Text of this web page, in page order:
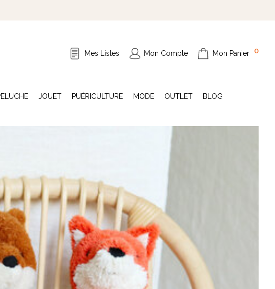
Mes Listes Mon Compte Mon Panier 0
JOUET PUÉRICULTURE MODE OUTLET BLOG